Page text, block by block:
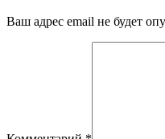
Ваш адрес email не будет